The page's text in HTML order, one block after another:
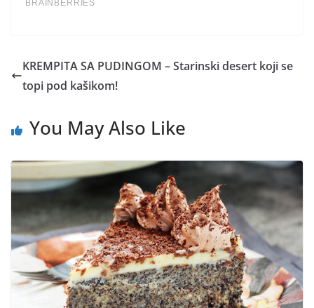
KREMPITA SA PUDINGOM – Starinski desert koji se
topi pod kašikom!
You May Also Like